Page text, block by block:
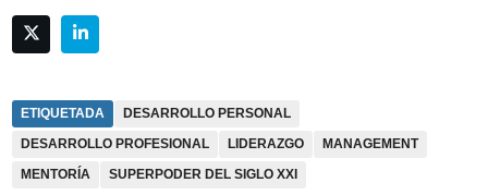
ETIQUETADA
DESARROLLO PERSONAL
DESARROLLO PROFESIONAL
LIDERAZGO
MANAGEMENT
MENTORÍA
SUPERPODER DEL SIGLO XXI